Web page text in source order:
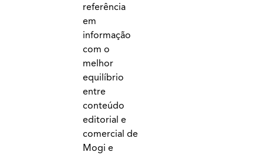
referência
em
informação
com o
melhor
equilíbrio
entre
conteúdo
editorial e
comercial de
Mogi e